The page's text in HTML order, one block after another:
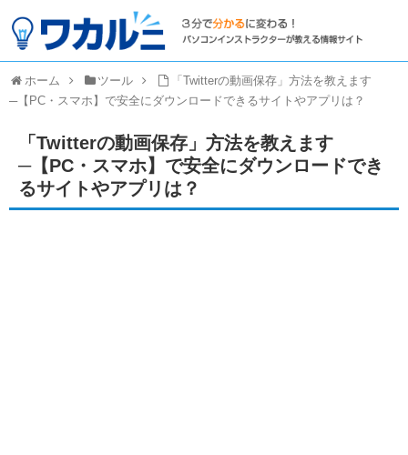
ホーム ツール
「Twitterの動画保存」方法を教えます
─【PC・スマホ】で安全にダウンロードできるサイトやアプリは？
「Twitterの動画保存」方法を教えます
─【PC・スマホ】で安全にダウンロードでき
るサイトやアプリは？